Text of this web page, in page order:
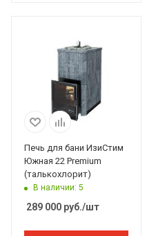
Печь для бани ИзиСтим
Южная 22 Premium
(талькохлорит)
В наличии: 5
289 000 руб./шт